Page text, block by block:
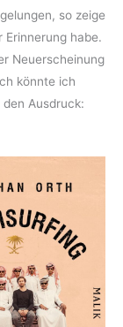
so zeige
Erinnerung habe.
Neuerscheinung
könnte ich
Ausdruck: